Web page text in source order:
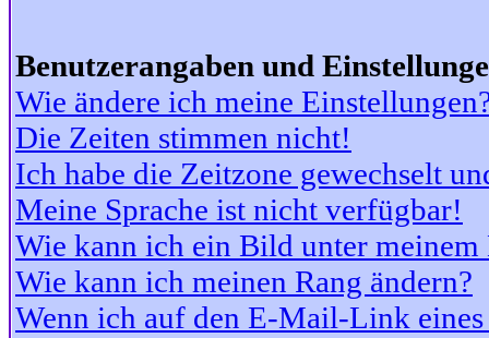
Benutzerangaben und
Wie ändere ich meine
Die Zeiten stimmen nicht!
Ich habe die Zeitzone gewechselt
Meine Sprache ist nicht verfügbar!
Wie kann ich ein Bild unter meinem
Wie kann ich meinen Rang ändern?
Wenn ich auf den E-Mail-Link